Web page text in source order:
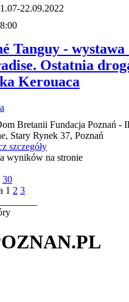
22.09.2022
Tanguy - wystawa
Ostatnia
Kerouaca
Bretanii Fundacja Poznań -
Stary Rynek 37, Poznań
szczegóły
wyników na stronie
30
1 2 3